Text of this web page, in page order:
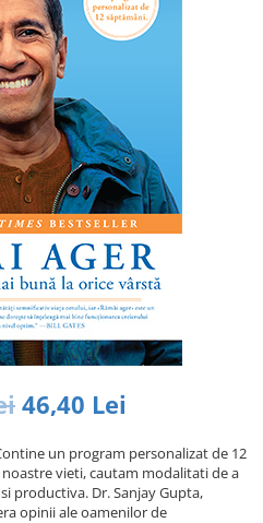
46,40 Lei
un program personalizat de 12
vieti, cautam modalitati de a
productiva. Dr. Sanjay Gupta,
opinii ale oamenilor de